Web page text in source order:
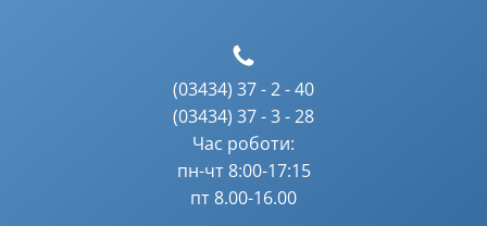
(03434) 37 - 2 - 40
(03434) 37 - 3 - 28
Час роботи:
пн-чт 8:00-17:15
пт 8.00-16.00